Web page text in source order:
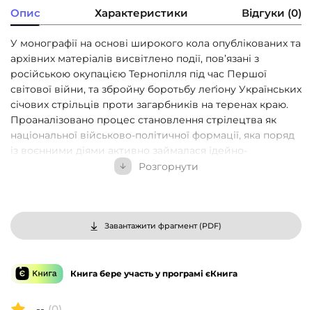
Опис Характеристики Відгуки (0)
У монографії на основі широкого кола опублікованих та
архівних матеріалів висвітлено події, пов’язані з
російською окупацією Тернопілля під час Першої
світової війни, та збройну боротьбу леґіону Українських
січових стрільців проти загарбників на теренах краю.
Проаналізовано процес становлення стрілецтва як
національної військово-політичної формації, яка поряд
із воєнними діями активно займалася ідейно-
політичною працею, подано основні напрямки
національної свідомості українського суспільства.
Значну увагу приділено розгляду становища мешканців
Тернопільщини в роки воєнного лихоліття. У додатках
поіменний список уродженців Тернопілля, які під час
леґіону, та короткі біографії окремих із них. Книга
Розгорнути
Завантажити фрагмент (PDF)
Книга бере участь у програмі єКнига